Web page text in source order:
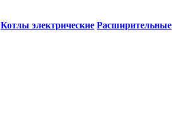
Котлы электрические Расширительные